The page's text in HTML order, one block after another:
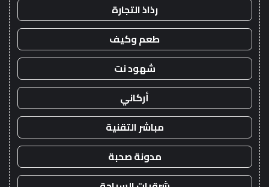
رذاذ التجارة
طعم وكيف
شهود نت
أركاني
مباشر التقنية
مدونة صحبة